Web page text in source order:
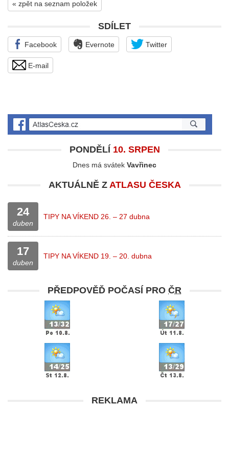
« zpět na seznam položek
SDÍLET
Facebook Evernote Twitter
E-mail
PONDĚLÍ 10. SRPEN
Dnes má svátek Vavřinec
AKTUÁLNĚ Z ATLASU ČESKA
24
duben
TIPY NA VÍKEND 26. – 27 dubna
17
duben
TIPY NA VÍKEND 19. – 20. dubna
PŘEDPOVĚĎ POČASÍ PRO ČR
REKLAMA